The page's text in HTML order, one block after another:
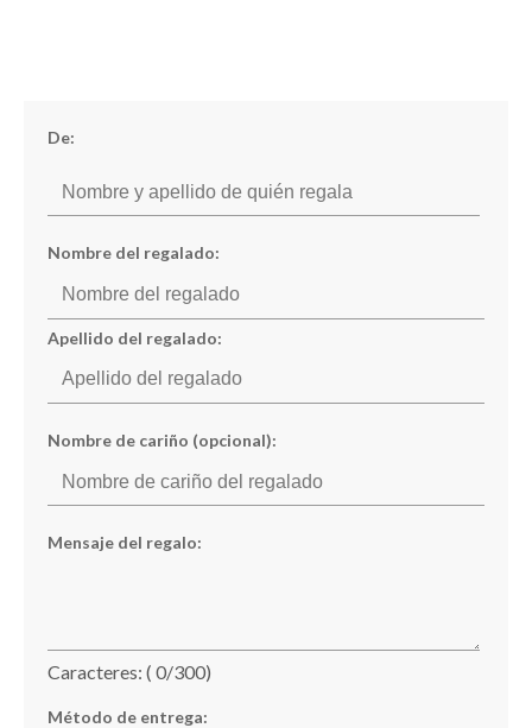
De:
Nombre del regalado:
Apellido del regalado:
Nombre de cariño (opcional):
Mensaje del regalo:
Caracteres: ( 0/300)
Método de entrega: